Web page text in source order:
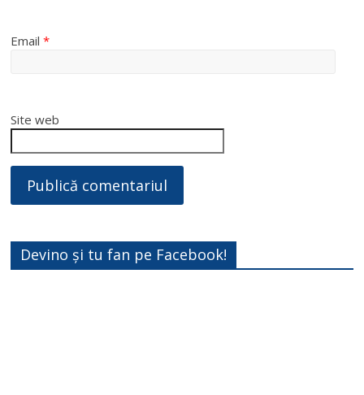
Email*
Site web
Devino și tu fan pe Facebook!